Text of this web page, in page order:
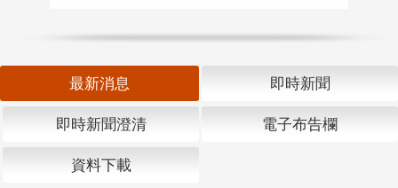
最新消息 即時新聞
即時新聞澄清 電子布告欄
資料下載